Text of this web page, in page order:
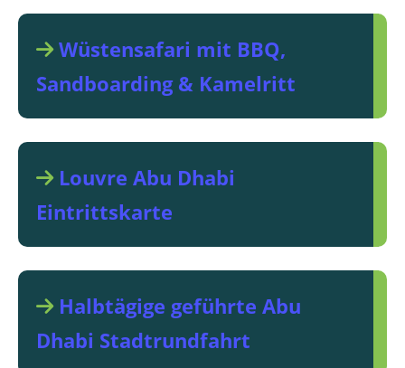
Wüstensafari mit BBQ,
Sandboarding & Kamelritt
Louvre Abu Dhabi
Eintrittskarte
Halbtägige geführte Abu
Dhabi Stadtrundfahrt